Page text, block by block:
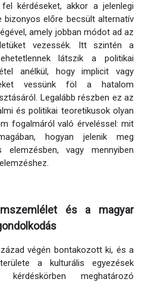
kérdéseket, akkor a jelenlegi
bizonyos előre becsült alternatív
amely jobban módot ad az
vezessék. Itt szintén a
látszik a politikai
anélkül, hogy implicit vagy
vessünk föl a hatalom
Legalább részben ez az
és politikai teoretikusok olyan
fogalmáról való érveléssel: mit
hogyan jelenik meg
elemzésben, vagy mennyiben
és a magyar
végén bontakozott ki, és a
a kulturális egyezések
meghatározó